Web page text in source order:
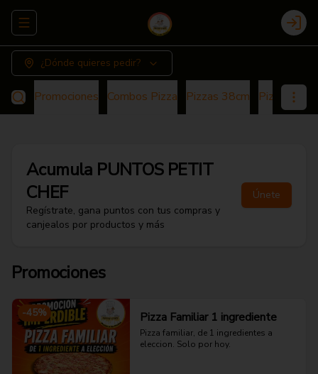
Abrir menu de navegación Login
¿Dónde quieres pedir?
Promociones Combos Pizza Pizzas 38cm Pizza 25cm
Acumula PUNTOS PETIT
CHEF
Regístrate, gana puntos con tus compras y
canjealos por productos y más
Únete
Promociones
-45% Pizza Familiar 1 ingrediente
Pizza familiar, de 1 ingredientes a
eleccion. Solo por hoy.